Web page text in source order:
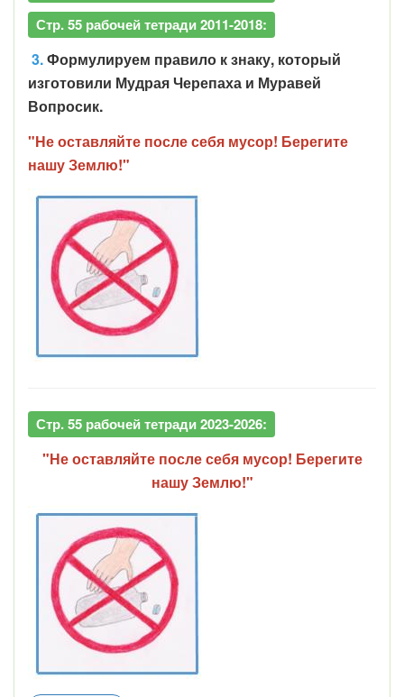
Стр. 55 рабочей тетради 2011-2018:
3.Формулируем правило к знаку, который
изготовили Мудрая Черепаха и Муравей
Вопросик.
"Не оставляйте после себя мусор! Берегите
нашу Землю!"
Стр. 55 рабочей тетради 2023-2026:
"Не оставляйте после себя мусор! Берегите
нашу Землю!"